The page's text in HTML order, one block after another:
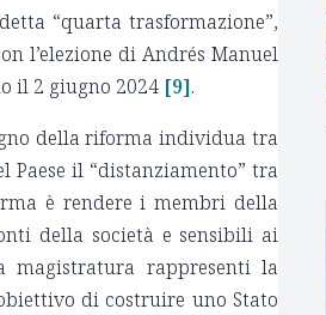
“quarta trasformazione”,
l’elezione di Andrés Manuel
il 2 giugno 2024 [9].
della riforma individua tra
il “distanziamento” tra
è rendere i membri della
della società e sensibili ai
rappresenti la
di costruire uno Stato